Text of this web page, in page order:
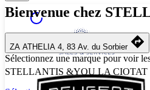
STELLANTIS &YOU LA CIOTAT
Bienvenue chez
ZA ATHELIA 4, 83 Av. du Sorbier
Sélectionnez une marque pour voir